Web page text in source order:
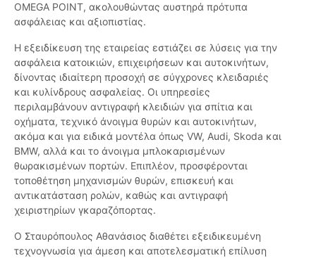
OMEGA POINT, ακολουθώντας αυστηρά πρότυπα
ασφάλειας και αξιοπιστίας.
Η εξειδίκευση της εταιρείας εστιάζει σε λύσεις για την
ασφάλεια κατοικιών, επιχειρήσεων και αυτοκινήτων,
δίνοντας ιδιαίτερη προσοχή σε σύγχρονες κλειδαριές
και κυλίνδρους ασφαλείας. Οι υπηρεσίες
περιλαμβάνουν αντιγραφή κλειδιών για σπίτια και
οχήματα, τεχνικό άνοιγμα θυρών και αυτοκινήτων,
ακόμα και για ειδικά μοντέλα όπως VW, Audi, Skoda και
BMW, αλλά και το άνοιγμα μπλοκαρισμένων
θωρακισμένων πορτών. Επιπλέον, προσφέρονται
τοποθέτηση μηχανισμών θυρών, επισκευή και
αντικατάσταση ρολών, καθώς και αντιγραφή
χειριστηρίων γκαραζόπορτας.
Ο Σταυρόπουλος Αθανάσιος διαθέτει εξειδικευμένη
τεχνογνωσία για άμεση και αποτελεσματική επίλυση